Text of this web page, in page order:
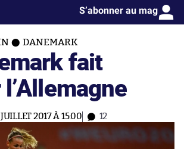
S’abonner au mag
DANEMARK
fait
2017 À 15:00 12